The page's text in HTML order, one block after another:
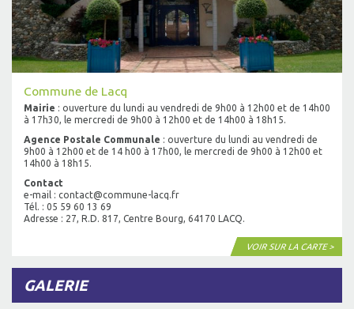
Commune de Lacq
Mairie : ouverture du lundi au vendredi de 9h00 à 12h00 et de 14h00
à 17h30, le mercredi de 9h00 à 12h00 et de 14h00 à 18h15.
Agence Postale Communale : ouverture du lundi au vendredi de
9h00 à 12h00 et de 14 h00 à 17h00, le mercredi de 9h00 à 12h00 et
14h00 à 18h15.
Contact
e-mail : contact@commune-lacq.fr
Tél. : 05 59 60 13 69
Adresse : 27, R.D. 817, Centre Bourg, 64170 LACQ.
VOIR SUR LA CARTE >
GALERIE